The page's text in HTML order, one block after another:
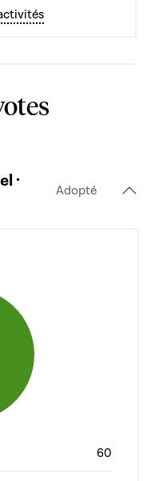
Premier vote constitutionnel · Adopté
60